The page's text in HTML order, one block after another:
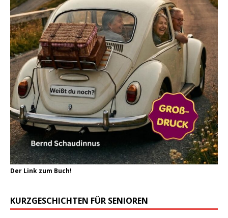
Der Link zum Buch!
KURZGESCHICHTEN FÜR SENIOREN